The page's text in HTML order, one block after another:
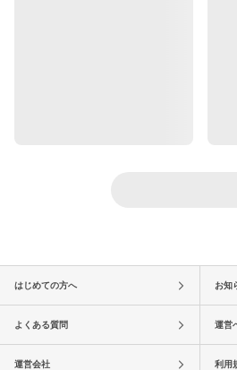
はじめての方へ お知
よくある質問 運営
運営会社 利用